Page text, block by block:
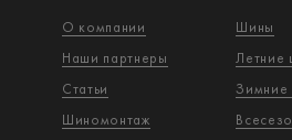
О компании
Наши партнеры
Статьи
Шиномонтаж
Шины
Летние
Зимние